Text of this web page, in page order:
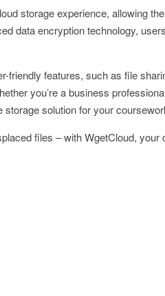
storage experience, allowing
data encryption technology,
friendly features, such as file
you’re a business
solution for your
files – with WgetCloud,